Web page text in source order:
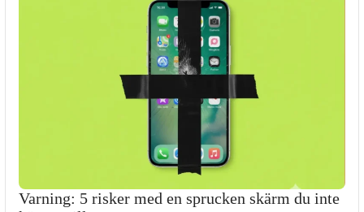
Varning: 5 risker med en sprucken skärm du inte